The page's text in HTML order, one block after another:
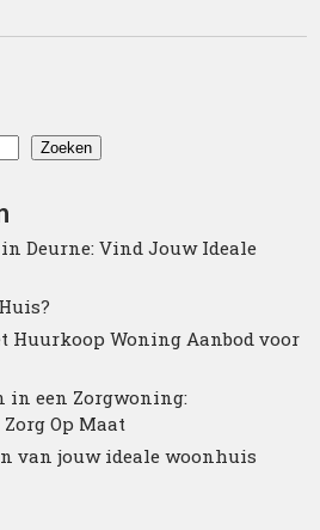
Zoeken
Deurne: Vind Jouw Ideale
Huurkoop Woning Aanbod voor
in een Zorgwoning:
Op Maat
van jouw ideale woonhuis